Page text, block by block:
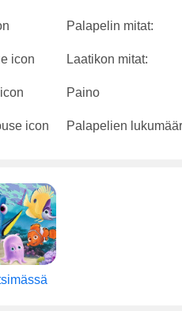
Palapelin mitat:
Laatikon mitat:
Paino
Palapelien